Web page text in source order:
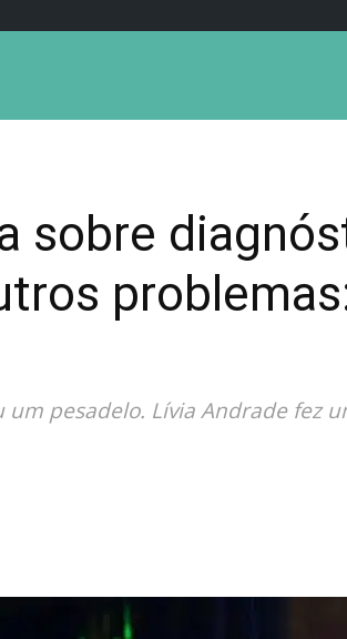
sobre
pesadelo. Lívia Andrade fez